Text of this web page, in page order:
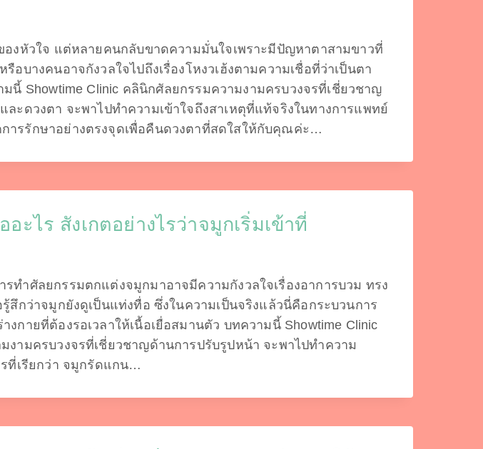
องหัวใจ แต่หลายคนกลับขาดความมั่นใจเพราะมีปัญหาตาสามขาวที่
อบางคนอาจกังวลใจไปถึงเรื่องโหงวเฮ้งตามความเชื่อที่ว่าเป็นตา
นี้ Showtime Clinic คลินิกศัลยกรรมความงามครบวงจรที่เชี่ยวชาญ
ละดวงตา จะพาไปทำความเข้าใจถึงสาเหตุที่แท้จริงในทางการแพทย์
ารรักษาอย่างตรงจุดเพื่อคืนดวงตาที่สดใสให้กับคุณค่ะ…
ะไร สังเกตอย่างไรว่าจมูกเริ่มเข้าที่
รทำศัลยกรรมตกแต่งจมูกมาอาจมีความกังวลใจเรื่องอาการบวม ทรง
สึกว่าจมูกยังดูเป็นแท่งทื่อ ซึ่งในความเป็นจริงแล้วนี่คือกระบวนการ
งกายที่ต้องรอเวลาให้เนื้อเยื่อสมานตัว บทความนี้ Showtime Clinic
งามครบวงจรที่เชี่ยวชาญด้านการปรับรูปหน้า จะพาไปทำความ
รที่เรียกว่า จมูกรัดแกน…